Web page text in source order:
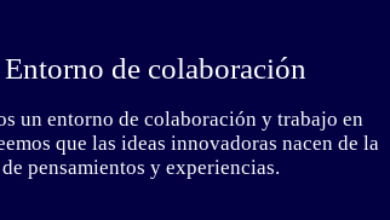
Entorno de colaboración
un entorno de colaboración y trabajo en
que las ideas innovadoras nacen de la
pensamientos y experiencias.